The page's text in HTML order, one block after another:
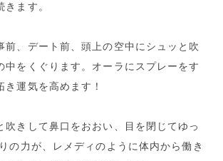
ます。
前、デート前、頭上の空中にシュッと吹
中をくぐります。オーラにスプレーをす
き運気を高めます！
吹きして鼻口をおおい、目を閉じてゆっ
の力が、レメディのように体内から働き